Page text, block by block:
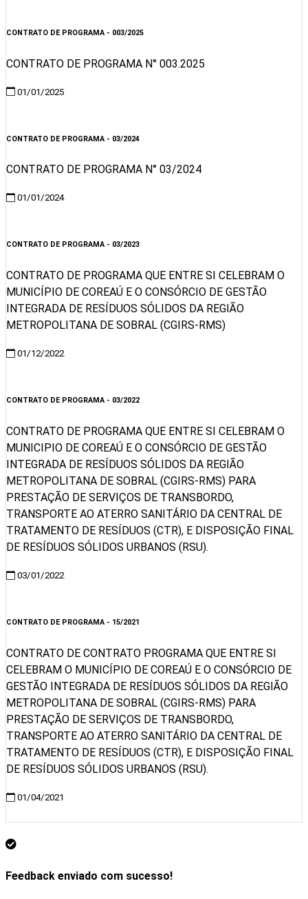
CONTRATO DE PROGRAMA - 003/2025
CONTRATO DE PROGRAMA N° 003.2025
01/01/2025
CONTRATO DE PROGRAMA - 03/2024
CONTRATO DE PROGRAMA N° 03/2024
01/01/2024
CONTRATO DE PROGRAMA - 03/2023
CONTRATO DE PROGRAMA QUE ENTRE SI CELEBRAM O
MUNICÍPIO DE COREAÚ E O CONSÓRCIO DE GESTÃO
INTEGRADA DE RESÍDUOS SÓLIDOS DA REGIÃO
METROPOLITANA DE SOBRAL (CGIRS-RMS)
01/12/2022
CONTRATO DE PROGRAMA - 03/2022
CONTRATO DE PROGRAMA QUE ENTRE SI CELEBRAM O
MUNICIPIO DE COREAÚ E O CONSÓRCIO DE GESTÃO
INTEGRADA DE RESÍDUOS SÓLIDOS DA REGIÃO
METROPOLITANA DE SOBRAL (CGIRS-RMS) PARA
PRESTAÇÃO DE SERVIÇOS DE TRANSBORDO,
TRANSPORTE AO ATERRO SANITÁRIO DA CENTRAL DE
TRATAMENTO DE RESÍDUOS (CTR), E DISPOSIÇÃO FINAL
DE RESÍDUOS SÓLIDOS URBANOS (RSU).
03/01/2022
CONTRATO DE PROGRAMA - 15/2021
CONTRATO DE CONTRATO PROGRAMA QUE ENTRE SI
CELEBRAM O MUNICÍPIO DE COREAÚ E O CONSÓRCIO DE
GESTÃO INTEGRADA DE RESÍDUOS SÓLIDOS DA REGIÃO
METROPOLITANA DE SOBRAL (CGIRS-RMS) PARA
PRESTAÇÃO DE SERVIÇOS DE TRANSBORDO,
TRANSPORTE AO ATERRO SANITÁRIO DA CENTRAL DE
TRATAMENTO DE RESÍDUOS (CTR), E DISPOSIÇÃO FINAL
DE RESÍDUOS SÓLIDOS URBANOS (RSU).
01/04/2021
Feedback enviado com sucesso!